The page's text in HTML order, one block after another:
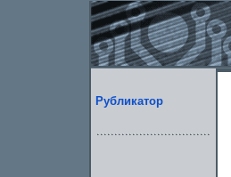
Рубликатор